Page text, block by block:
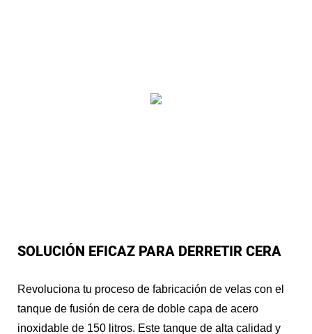
SOLUCIÓN EFICAZ PARA DERRETIR CERA
Revoluciona tu proceso de fabricación de velas con el
tanque de fusión de cera de doble capa de acero
inoxidable de 150 litros. Este tanque de alta calidad y